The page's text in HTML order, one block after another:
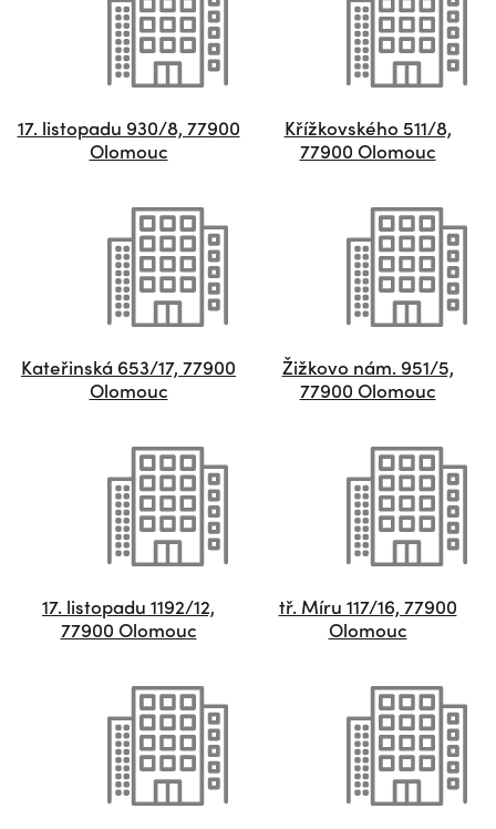
17. listopadu 930/8, 77900
Olomouc
Křížkovského 511/8,
77900 Olomouc
Kateřinská 653/17, 77900
Olomouc
Žižkovo nám. 951/5,
77900 Olomouc
17. listopadu 1192/12,
77900 Olomouc
tř. Míru 117/16, 77900
Olomouc